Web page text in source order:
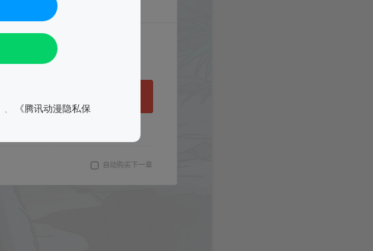
《腾讯动漫隐私保